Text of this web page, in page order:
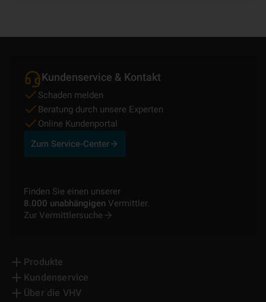
Kundenservice & Kontakt
Schaden melden
Beratung durch unsere Experten
Online Kundenportal
Zum Service-Center
Finden Sie einen unserer
8.000 unabhängigen Vermittler.
Zur Vermittlersuche
Produkte
Kundenservice
Über die VHV